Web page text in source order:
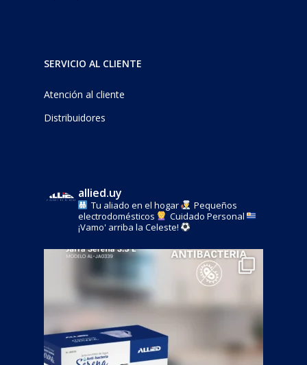
SERVICIO AL CLIENTE
Atención al cliente
Distribuidores
allied.uy
Tu aliado en el hogar
Pequeños
electrodomésticos
Cuidado Personal
¡Vamo' arriba la Celeste!